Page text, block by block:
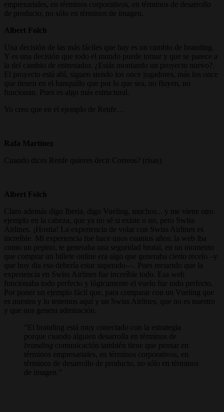
empresariales, en términos corporativos, en términos de desarrollo
de producto, no sólo en términos de imagen.
Albert Folch
Una decisión de las más fáciles que hay es un cambio de branding.
Y es una decisión que todo el mundo puede tomar y que se parece a
la del cambio de entrenador. ¿Estás montando un proyecto nuevo?.
El proyecto está ahí, siguen siendo los once jugadores, más los once
que tienen en el banquillo que por lo que sea, no fluyen, no
funcionan. Pues es algo más estructural.
Yo creo que en el ejemplo de Renfe…
Rafa Martínez
Cuando dices Renfe quieres decir Correos? (risas)
Albert Folch
Claro además digo Iberia, digo Vueling, muchos... y me viene otro
ejemplo en la cabeza, que ya no sé si existe o no, pero Swiss
Airlines. ¡Hostia! La experiencia de volar con Swiss Airlines es
increíble. Mi experiencia fue hace unos cuantos años: la web iba
como un pepino, te generaba una seguridad brutal, en un momento
que comprar un billete online era algo que generaba cierto recelo –y
que hoy día eso debería estar superado—. Pues recuerdo que la
experiencia en Swiss Airlines fue increíble todo. Esa web
funcionaba todo perfecto y lógicamente el vuelo fue todo perfecto.
Por poner un ejemplo fácil que, para comparar con un Vueling que
es nuestro y lo tenemos aquí y un Swiss Airlines, que no es nuestro
y que nos genera admiración.
El branding está muy conectado con la estrategia
porque cuando alguien desarrolla en términos de
branding comunicación también tiene que pensar en
términos empresariales, en términos corporativos, en
términos de desarrollo de producto, no sólo en términos
de imagen.